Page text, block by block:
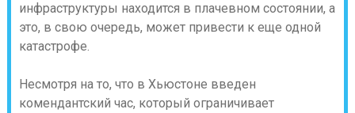
инфраструктуры находится в плачевном состоянии, а
это, в свою очередь, может привести к еще одной
катастрофе.
Несмотря на то, что в Хьюстоне введен
комендантский час, который ограничивает